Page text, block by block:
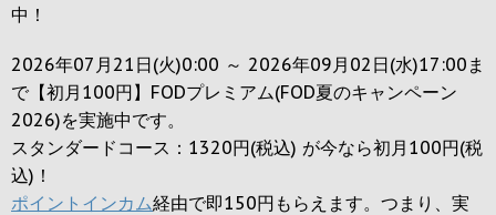
中！
2026年07月21日(火)0:00 ～ 2026年09月02日(水)17:00ま
で【初月100円】FODプレミアム(FOD夏のキャンペーン
2026)を実施中です。
スタンダードコース：1320円(税込) が今なら初月100円(税
込)！
ポイントインカム経由で即150円もらえます。つまり、実